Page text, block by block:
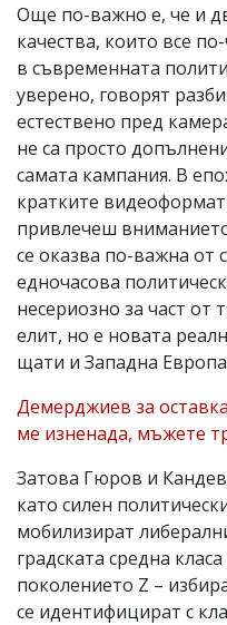
Още по-важно е, че и
качества, които все
в съвременната
уверено, говорят
естествено пред
не са просто
самата кампания. В
кратките
привлечеш
се оказва по-важна от
едночасова
несериозно за част от
елит, но е новата
щати и Западна
Демерджиев за
ме изненада, мъжете
Затова Гюров и
като силен
мобилизират
градската средна
поколението Z –
се идентифицират с